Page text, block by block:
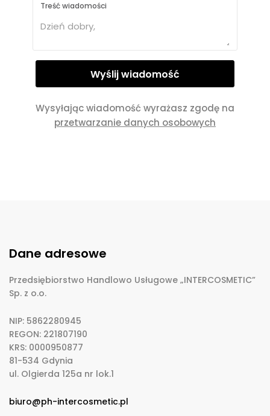
Treść wiadomości
Wysyłając wiadomość wyrażasz zgodę na
przetwarzanie danych osobowych
Dane adresowe
Przedsiębiorstwo Handlowo Usługowe „INTERCOSMETIC”
Sp. z o.o.
NIP: 5862280945
REGON: 221807190
KRS: 0000950877
81-534 Gdynia
ul. Olgierda 125a nr lok.1
biuro@ph-intercosmetic.pl